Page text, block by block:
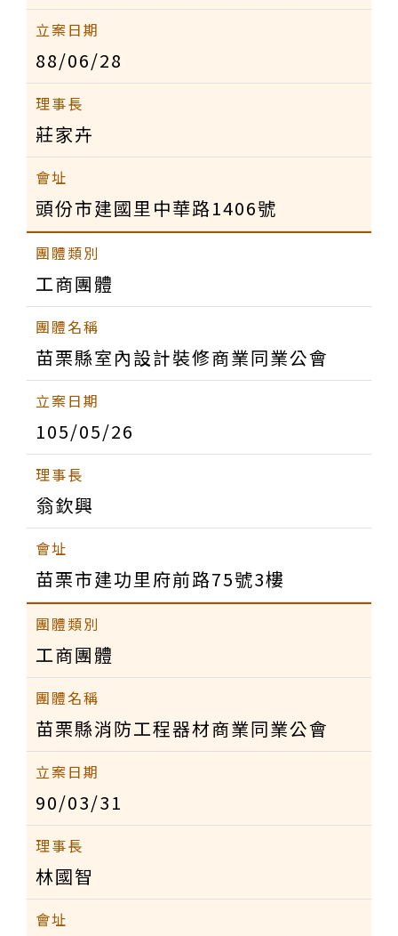
88/06/28
莊家卉
頭份市建國里中華路1406號
工商團體
苗栗縣室內設計裝修商業同業公會
105/05/26
翁欽興
苗栗市建功里府前路75號3樓
工商團體
苗栗縣消防工程器材商業同業公會
90/03/31
林國智